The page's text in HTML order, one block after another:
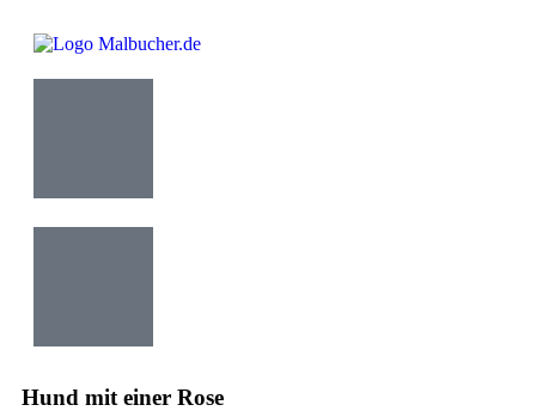
Hund mit einer Rose